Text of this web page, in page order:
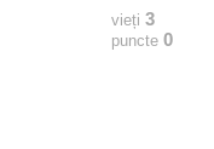
vieți 3
puncte 0